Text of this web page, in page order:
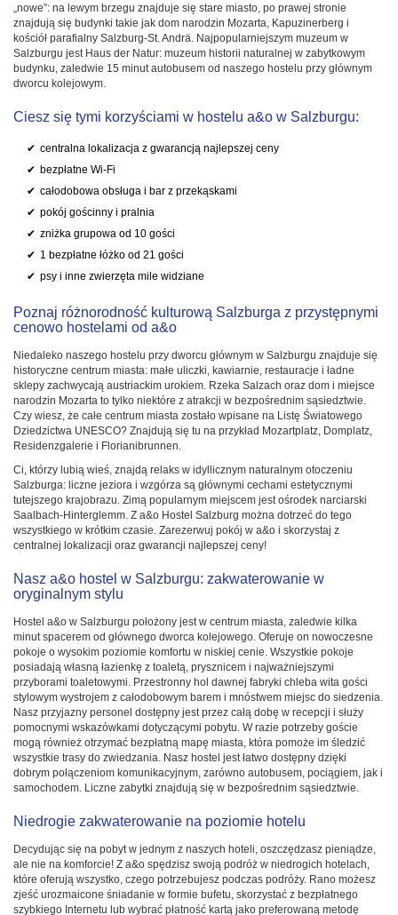
„nowe”: na lewym brzegu znajduje się stare miasto, po prawej stronie
znajdują się budynki takie jak dom narodzin Mozarta, Kapuzinerberg i
kościół parafialny Salzburg-St. Andrä. Najpopularniejszym muzeum w
Salzburgu jest Haus der Natur: muzeum historii naturalnej w zabytkowym
budynku, zaledwie 15 minut autobusem od naszego hostelu przy głównym
dworcu kolejowym.
Ciesz się tymi korzyściami w hostelu a&o w Salzburgu:
centralna lokalizacja z gwarancją najlepszej ceny
bezpłatne Wi-Fi
całodobowa obsługa i bar z przekąskami
pokój gościnny i pralnia
zniżka grupowa od 10 gości
1 bezpłatne łóżko od 21 gości
psy i inne zwierzęta mile widziane
Poznaj różnorodność kulturową Salzburga z przystępnymi
cenowo hostelami od a&o
Niedaleko naszego hostelu przy dworcu głównym w Salzburgu znajduje się
historyczne centrum miasta: małe uliczki, kawiarnie, restauracje i ładne
sklepy zachwycają austriackim urokiem. Rzeka Salzach oraz dom i miejsce
narodzin Mozarta to tylko niektóre z atrakcji w bezpośrednim sąsiedztwie.
Czy wiesz, że całe centrum miasta zostało wpisane na Listę Światowego
Dziedzictwa UNESCO? Znajdują się tu na przykład Mozartplatz, Domplatz,
Residenzgalerie i Florianibrunnen.
Ci, którzy lubią wieś, znajdą relaks w idyllicznym naturalnym otoczeniu
Salzburga: liczne jeziora i wzgórza są głównymi cechami estetycznymi
tutejszego krajobrazu. Zimą popularnym miejscem jest ośrodek narciarski
Saalbach-Hinterglemm. Z a&o Hostel Salzburg można dotrzeć do tego
wszystkiego w krótkim czasie. Zarezerwuj pokój w a&o i skorzystaj z
centralnej lokalizacji oraz gwarancji najlepszej ceny!
Nasz a&o hostel w Salzburgu: zakwaterowanie w
oryginalnym stylu
Hostel a&o w Salzburgu położony jest w centrum miasta, zaledwie kilka
minut spacerem od głównego dworca kolejowego. Oferuje on nowoczesne
pokoje o wysokim poziomie komfortu w niskiej cenie. Wszystkie pokoje
posiadają własną łazienkę z toaletą, prysznicem i najważniejszymi
przyborami toaletowymi. Przestronny hol dawnej fabryki chleba wita gości
stylowym wystrojem z całodobowym barem i mnóstwem miejsc do siedzenia.
Nasz przyjazny personel dostępny jest przez całą dobę w recepcji i służy
pomocnymi wskazówkami dotyczącymi pobytu. W razie potrzeby goście
mogą również otrzymać bezpłatną mapę miasta, która pomoże im śledzić
wszystkie trasy do zwiedzania. Nasz hostel jest łatwo dostępny dzięki
dobrym połączeniom komunikacyjnym, zarówno autobusem, pociągiem, jak i
samochodem. Liczne zabytki znajdują się w bezpośrednim sąsiedztwie.
Niedrogie zakwaterowanie na poziomie hotelu
Decydując się na pobyt w jednym z naszych hoteli, oszczędzasz pieniądze,
ale nie na komforcie! Z a&o spędzisz swoją podróż w niedrogich hotelach,
które oferują wszystko, czego potrzebujesz podczas podróży. Rano możesz
zjeść urozmaicone śniadanie w formie bufetu, skorzystać z bezpłatnego
szybkiego Internetu lub wybrać płatność kartą jako preferowaną metodę